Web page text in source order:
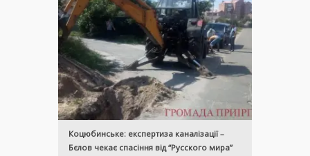
Коцюбинське: експертиза каналізації –
Бєлов чекає спасіння від “Русского мира”